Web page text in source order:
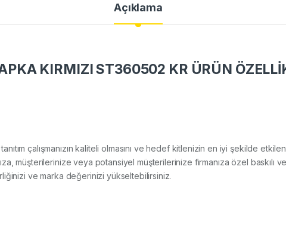
Açıklama
KIRMIZI ST360502 KR ÜRÜN
, tanıtım çalışmanızın kaliteli olmasını ve hedef kitlenizin en iyi şekilde
müşterilerinize veya potansiyel müşterilerinize firmanıza özel baskılı
ve marka değerinizi yükseltebilirsiniz.